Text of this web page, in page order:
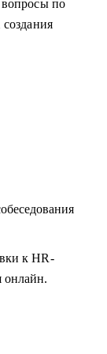
вас уволили.
поиска
и
карту)
более
и
вопросы по
к HR-
онлайн.